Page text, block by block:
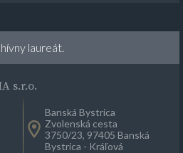
laureát.
s.r.o.
Banská Bystrica
Zvolenská cesta
3750/23, 97405 Banská
Bystrica - Kráľová